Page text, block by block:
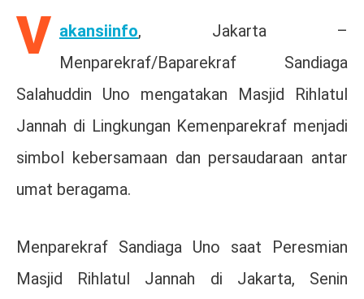
V akansiinfo, Jakarta –
Menparekraf/Baparekraf Sandiaga
Salahuddin Uno mengatakan Masjid Rihlatul
Jannah di Lingkungan Kemenparekraf menjadi
simbol kebersamaan dan persaudaraan antar
umat beragama.
Menparekraf Sandiaga Uno saat Peresmian
Masjid Rihlatul Jannah di Jakarta, Senin